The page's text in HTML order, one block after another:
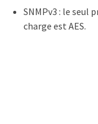
SNMPv3 : le seul
charge est AES.